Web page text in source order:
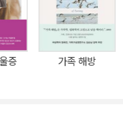
유혹하며 안 좋은 줄 알지만
우리 각자를 몰아넣고 있다.
떤 시스템으로 해석하고 조
한 역할을 해왔는지를 이해
내 최고의 의사과학자와
증 가족 해방